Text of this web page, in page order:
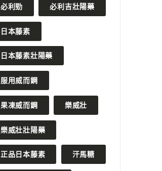
必利勁 必利吉壯陽藥
日本藤素
日本藤素壯陽藥
服用威而鋼
果凍威而鋼 樂威壯
樂威壯壯陽藥
正品日本藤素 汗馬糖